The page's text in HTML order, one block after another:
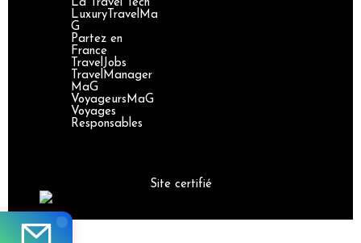
La Travel Tech
LuxuryTravelMa
G
Partez en
France
TravelJobs
TravelManager
MaG
VoyageursMaG
Voyages
Responsables
Site certifié